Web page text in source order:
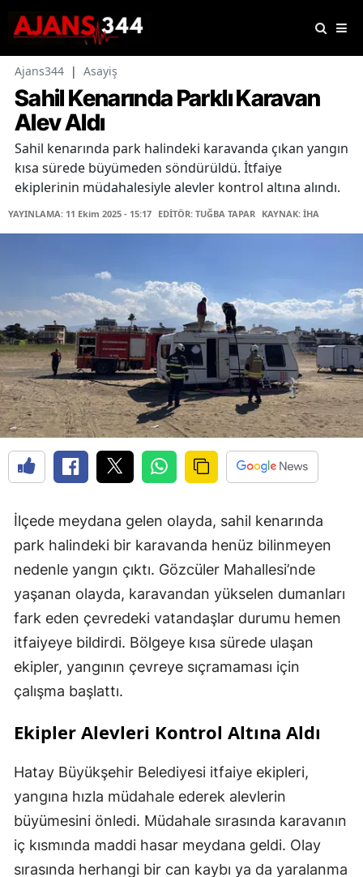
Ajans344 | Asayiş
Sahil Kenarında Parklı Karavan
Alev Aldı
Sahil kenarında park halindeki karavanda çıkan yangın
kısa sürede büyümeden söndürüldü. İtfaiye
ekiplerinin müdahalesiyle alevler kontrol altına alındı.
YAYINLAMA: 11 Ekim 2025 - 15:17 EDİTÖR: TUĞBA TAPAR KAYNAK: İHA
İlçede meydana gelen olayda, sahil kenarında
park halindeki bir karavanda henüz bilinmeyen
nedenle yangın çıktı. Gözcüler Mahallesi’nde
yaşanan olayda, karavandan yükselen dumanları
fark eden çevredeki vatandaşlar durumu hemen
itfaiyeye bildirdi. Bölgeye kısa sürede ulaşan
ekipler, yangının çevreye sıçramaması için
çalışma başlattı.
Ekipler Alevleri Kontrol Altına Aldı
Hatay Büyükşehir Belediyesi itfaiye ekipleri,
yangına hızla müdahale ederek alevlerin
büyümesini önledi. Müdahale sırasında karavanın
iç kısmında maddi hasar meydana geldi. Olay
sırasında herhangi bir can kaybı ya da yaralanma